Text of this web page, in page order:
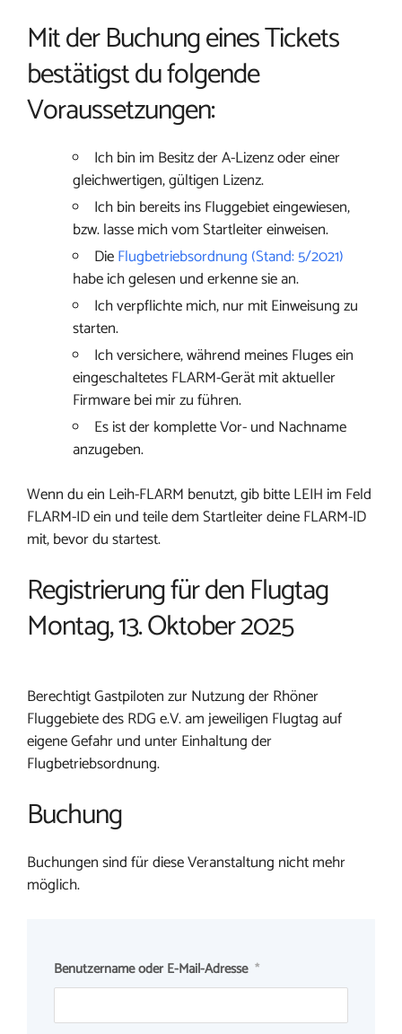
Mit der Buchung eines Tickets
bestätigst du folgende
Voraussetzungen:
Ich bin im Besitz der A-Lizenz oder einer
gleichwertigen, gültigen Lizenz.
Ich bin bereits ins Fluggebiet eingewiesen,
bzw. lasse mich vom Startleiter einweisen.
DieFlugbetriebsordnung (Stand: 5/2021)
habe ich gelesen und erkenne sie an.
Ich verpflichte mich, nur mit Einweisung zu
starten.
Ich versichere, während meines Fluges ein
eingeschaltetes FLARM-Gerät mit aktueller
Firmware bei mir zu führen.
Es ist der komplette Vor- und Nachname
anzugeben.
Wenn du ein Leih-FLARM benutzt, gib bitte LEIH im Feld
FLARM-ID ein und teile dem Startleiter deine FLARM-ID
mit, bevor du startest.
Registrierung für den Flugtag
Montag, 13. Oktober 2025
Berechtigt Gastpiloten zur Nutzung der Rhöner
Fluggebiete des RDG e.V. am jeweiligen Flugtag auf
eigene Gefahr und unter Einhaltung der
Flugbetriebsordnung.
Buchung
Buchungen sind für diese Veranstaltung nicht mehr
möglich.
Benutzername oder E-Mail-Adresse *